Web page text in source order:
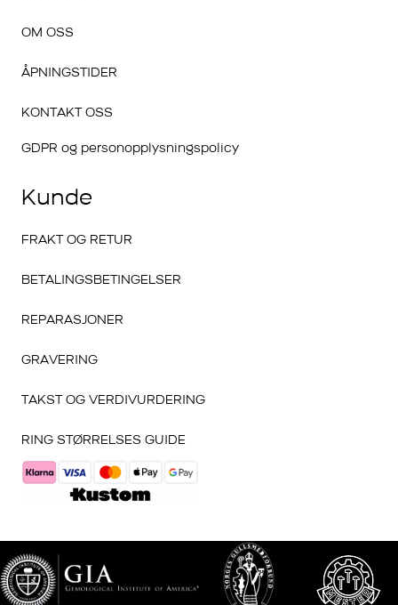
OM OSS
ÅPNINGSTIDER
KONTAKT OSS
GDPR og personopplysningspolicy
Kunde
FRAKT OG RETUR
BETALINGSBETINGELSER
REPARASJONER
GRAVERING
TAKST OG VERDIVURDERING
RING STØRRELSES GUIDE